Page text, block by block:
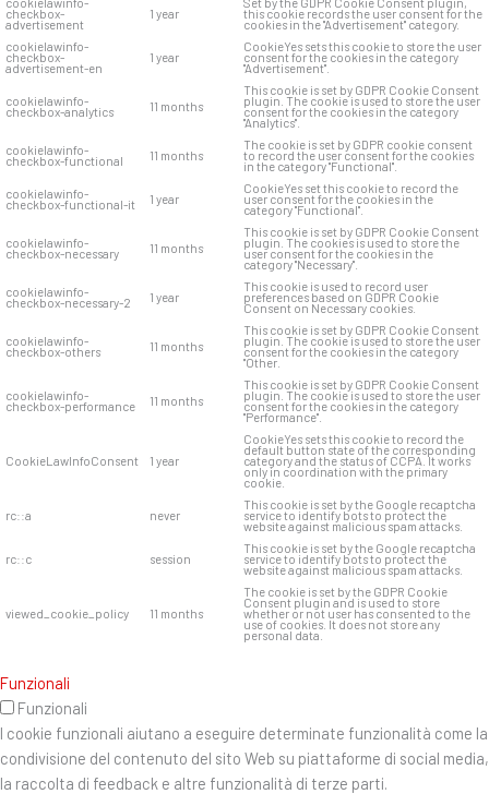
checkbox-
advertisement
1 year this cookie records the user consent for the
cookies in the "Advertisement" category.
cookielawinfo-
checkbox-
advertisement-en
1 year
CookieYes sets this cookie to store the user
consent for the cookies in the category
"Advertisement".
cookielawinfo-
checkbox-analytics 11 months
This cookie is set by GDPR Cookie Consent
plugin. The cookie is used to store the user
consent for the cookies in the category
"Analytics".
cookielawinfo-
checkbox-functional 11 months
The cookie is set by GDPR cookie consent
to record the user consent for the cookies
in the category "Functional".
cookielawinfo-
checkbox-functional-it 1 year
CookieYes set this cookie to record the
user consent for the cookies in the
category "Functional".
cookielawinfo-
checkbox-necessary 11 months
This cookie is set by GDPR Cookie Consent
plugin. The cookies is used to store the
user consent for the cookies in the
category "Necessary".
cookielawinfo-
checkbox-necessary-2 1 year
This cookie is used to record user
preferences based on GDPR Cookie
Consent on Necessary cookies.
cookielawinfo-
checkbox-others 11 months
This cookie is set by GDPR Cookie Consent
plugin. The cookie is used to store the user
consent for the cookies in the category
"Other.
cookielawinfo-
checkbox-performance 11 months
This cookie is set by GDPR Cookie Consent
plugin. The cookie is used to store the user
consent for the cookies in the category
"Performance".
CookieLawInfoConsent 1 year
CookieYes sets this cookie to record the
default button state of the corresponding
category and the status of CCPA. It works
only in coordination with the primary
cookie.
rc::a never
This cookie is set by the Google recaptcha
service to identify bots to protect the
website against malicious spam attacks.
rc::c session
This cookie is set by the Google recaptcha
service to identify bots to protect the
website against malicious spam attacks.
viewed_cookie_policy 11 months
The cookie is set by the GDPR Cookie
Consent plugin and is used to store
whether or not user has consented to the
use of cookies. It does not store any
personal data.
Funzionali
Funzionali
I cookie funzionali aiutano a eseguire determinate funzionalità come la
condivisione del contenuto del sito Web su piattaforme di social media,
la raccolta di feedback e altre funzionalità di terze parti.